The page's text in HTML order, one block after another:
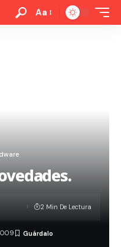
Aa
2 Min De Lectura